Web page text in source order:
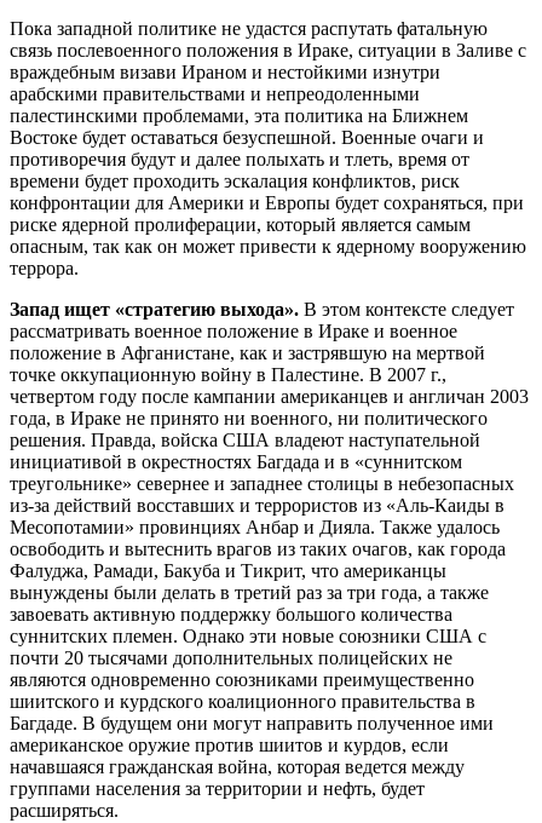
Пока западной политике не удастся распутать фатальную
связь послевоенного положения в Ираке, ситуации в Заливе с
враждебным визави Ираном и нестойкими изнутри
арабскими правительствами и непреодоленными
палестинскими проблемами, эта политика на Ближнем
Востоке будет оставаться безуспешной. Военные очаги и
противоречия будут и далее полыхать и тлеть, время от
времени будет проходить эскалация конфликтов, риск
конфронтации для Америки и Европы будет сохраняться, при
риске ядерной пролиферации, который является самым
опасным, так как он может привести к ядерному вооружению
террора.
Запад ищет «стратегию выхода». В этом контексте следует
рассматривать военное положение в Ираке и военное
положение в Афганистане, как и застрявшую на мертвой
точке оккупационную войну в Палестине. В 2007 г.,
четвертом году после кампании американцев и англичан 2003
года, в Ираке не принято ни военного, ни политического
решения. Правда, войска США владеют наступательной
инициативой в окрестностях Багдада и в «суннитском
треугольнике» севернее и западнее столицы в небезопасных
из-за действий восставших и террористов из «Аль-Каиды в
Месопотамии» провинциях Анбар и Дияла. Также удалось
освободить и вытеснить врагов из таких очагов, как города
Фалуджа, Рамади, Бакуба и Тикрит, что американцы
вынуждены были делать в третий раз за три года, а также
завоевать активную поддержку большого количества
суннитских племен. Однако эти новые союзники США с
почти 20 тысячами дополнительных полицейских не
являются одновременно союзниками преимущественно
шиитского и курдского коалиционного правительства в
Багдаде. В будущем они могут направить полученное ими
американское оружие против шиитов и курдов, если
начавшаяся гражданская война, которая ведется между
группами населения за территории и нефть, будет
расширяться.